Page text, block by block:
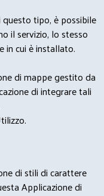
tipo, è possibile
il servizio, lo stesso
in cui è installato.
di mappe gestito da
di integrare tali
di stili di carattere
Applicazione di